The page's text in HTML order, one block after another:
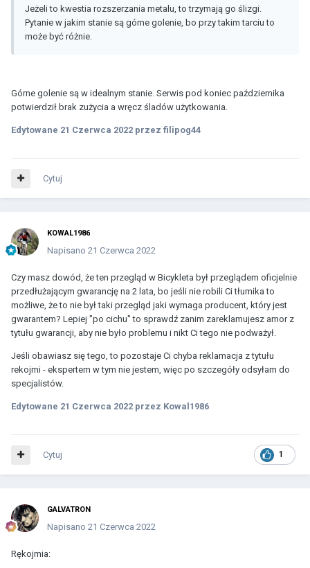
Jeżeli to kwestia rozszerzania metalu, to trzymają go ślizgi.
Pytanie w jakim stanie są górne golenie, bo przy takim tarciu to
może być różnie.
Górne golenie są w idealnym stanie. Serwis pod koniec października
potwierdził brak zużycia a wręcz śladów użytkowania.
Edytowane 21 Czerwca 2022 przez filipog44
Cytuj
KOWAL1986
Napisano 21 Czerwca 2022
Czy masz dowód, że ten przegląd w Bicykleta był przeglądem oficjelnie
przedłużającym gwarancję na 2 lata, bo jeśli nie robili Ci tłumika to
możliwe, że to nie był taki przegląd jaki wymaga producent, który jest
gwarantem? Lepiej "po cichu" to sprawdź zanim zareklamujesz amor z
tytułu gwarancji, aby nie było problemu i nikt Ci tego nie podważył.
Jeśli obawiasz się tego, to pozostaje Ci chyba reklamacja z tytułu
rekojmi - ekspertem w tym nie jestem, więc po szczegóły odsyłam do
specjalistów.
Edytowane 21 Czerwca 2022 przez Kowal1986
1
Cytuj
GALVATRON
Napisano 21 Czerwca 2022
Rękojmia: